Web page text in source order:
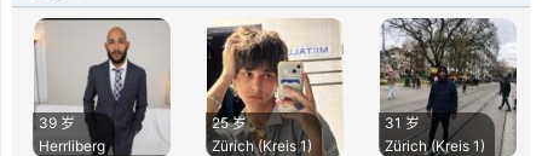
39 岁
Herrliberg
25 岁
Zürich (Kreis 1)
31 岁
Zürich (Kreis 1)